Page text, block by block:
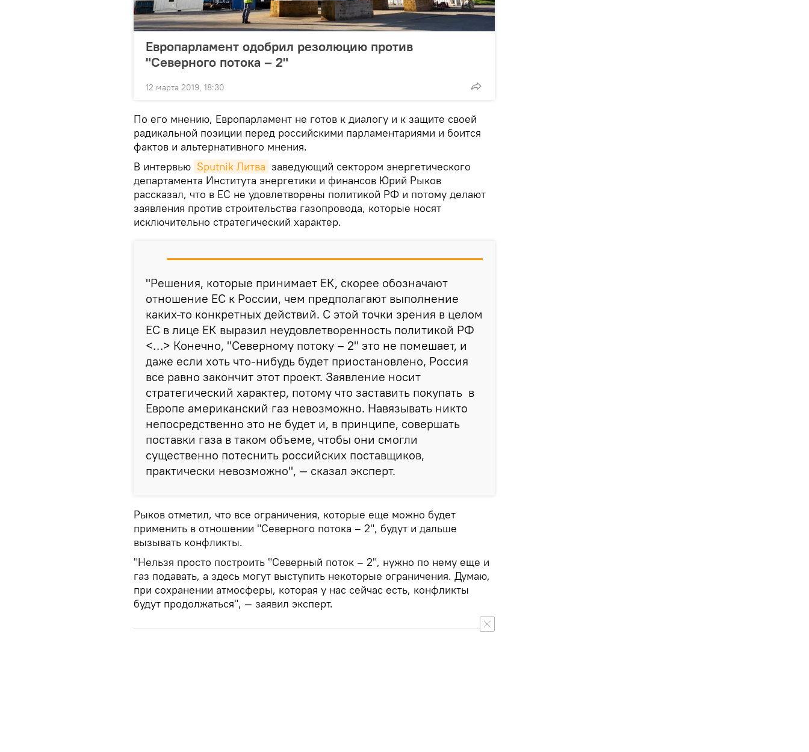
Европарламент одобрил резолюцию против
"Северного потока – 2"
12 марта 2019, 18:30
По его мнению, Европарламент не готов к диалогу и к защите своей
радикальной позиции перед российскими парламентариями и боится
фактов и альтернативного мнения.
В интервью Sputnik Литва заведующий сектором энергетического
департамента Института энергетики и финансов Юрий Рыков
рассказал, что в ЕС не удовлетворены политикой РФ и потому делают
заявления против строительства газопровода, которые носят
исключительно стратегический характер.
"Решения, которые принимает ЕК, скорее обозначают
отношение ЕС к России, чем предполагают выполнение
каких-то конкретных действий. С этой точки зрения в целом
ЕС в лице ЕК выразил неудовлетворенность политикой РФ
<…> Конечно, "Северному потоку – 2" это не помешает, и
даже если хоть что-нибудь будет приостановлено, Россия
все равно закончит этот проект. Заявление носит
стратегический характер, потому что заставить покупать в
Европе американский газ невозможно. Навязывать никто
непосредственно это не будет и, в принципе, совершать
поставки газа в таком объеме, чтобы они смогли
существенно потеснить российских поставщиков,
практически невозможно", — сказал эксперт.
Рыков отметил, что все ограничения, которые еще можно будет
применить в отношении "Северного потока – 2", будут и дальше
вызывать конфликты.
"Нельзя просто построить "Северный поток – 2", нужно по нему еще и
газ подавать, а здесь могут выступить некоторые ограничения. Думаю,
при сохранении атмосферы, которая у нас сейчас есть, конфликты
будут продолжаться", — заявил эксперт.